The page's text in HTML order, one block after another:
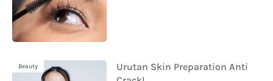
Beauty
Urutan Skin Preparation Anti